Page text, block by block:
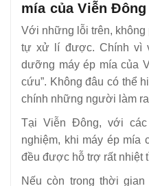
mía của Viễn Đông
Với những lỗi trên, không
tự xử lí được. Chính vì
dưỡng máy ép mía của
cứu”. Không đâu có thể
chính những người làm
Tại Viễn Đông, với
nghiệm, khi máy ép mía
đều được hỗ trợ rất nhiệt
Nếu còn trong thời